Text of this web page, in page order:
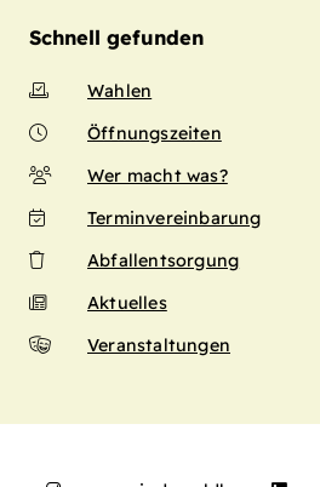
Schnell gefunden
Wahlen
Öffnungszeiten
Wer macht was?
Terminvereinbarung
Abfallentsorgung
Aktuelles
Veranstaltungen